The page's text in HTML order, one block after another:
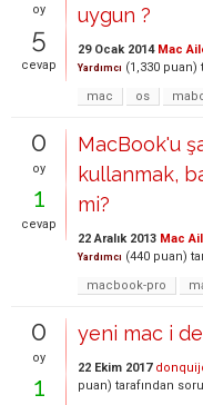
oy
5
cevap
uygun ?
29 Ocak 2014 Mac
Yardımcı (1,330 puan)
mac
os
0
oy
1
cevap
MacBook'u
kullanmak,
mi?
22 Aralık 2013 Mac
Yardımcı (440 puan)
macbook-pro
0
oy
1
yeni mac i
22 Ekim 2017
puan) tarafından